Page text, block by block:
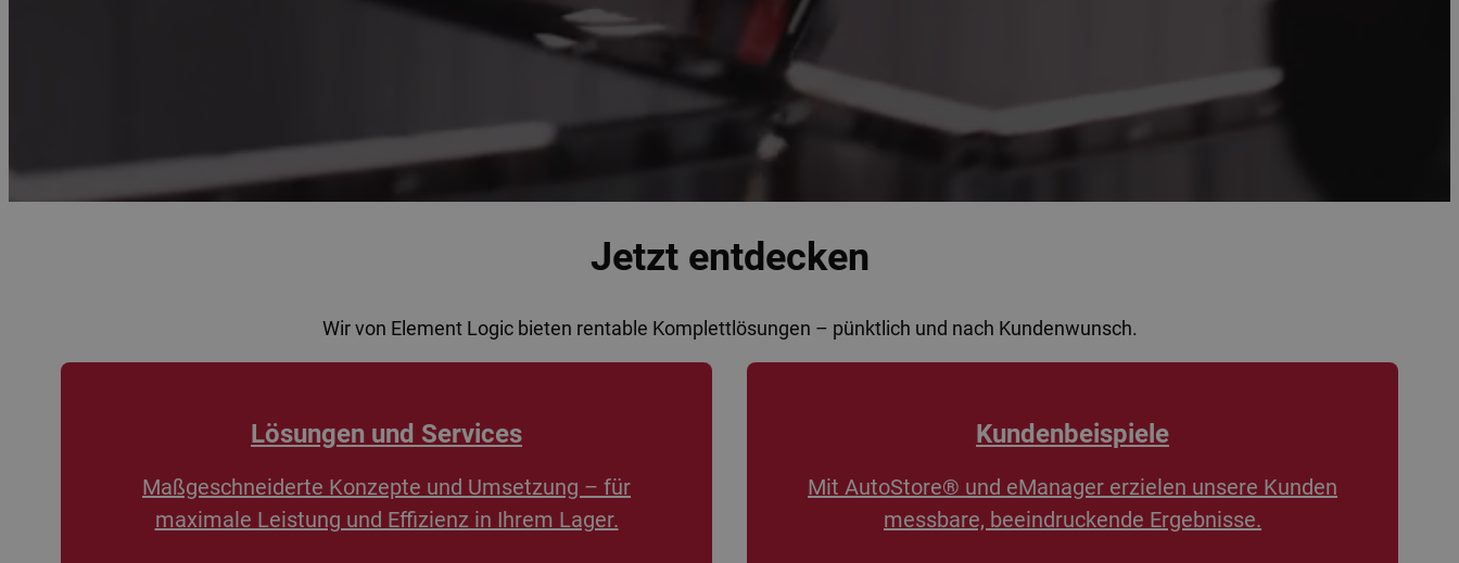
Jetzt entdecken
Wir von Element Logic bieten rentable Komplettlösungen – pünktlich und nach Kundenwunsch.
Lösungen und Services
Maßgeschneiderte Konzepte und Umsetzung – für
maximale Leistung und Effizienz in Ihrem Lager.
Kundenbeispiele
Mit AutoStore® und eManager erzielen unsere Kunden
messbare, beeindruckende Ergebnisse.